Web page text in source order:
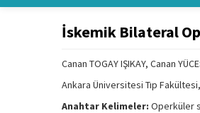
İskemik Bilateral
Canan TOGAY IŞIKAY, Canan
Ankara Üniversitesi Tıp
Anahtar Kelimeler: Operküler